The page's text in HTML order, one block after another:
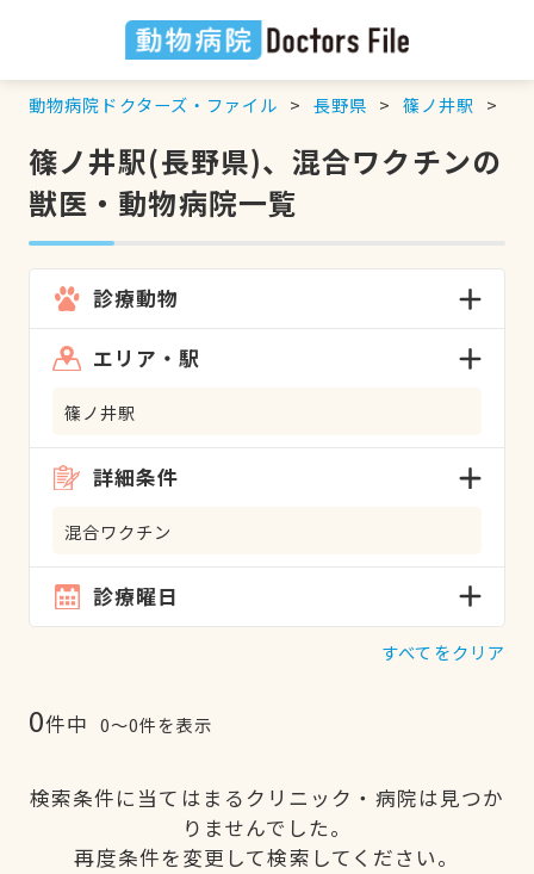
動物病院ドクターズ・ファイル 長野県 篠ノ井駅
篠ノ井駅(長野県)、混合ワクチンの
獣医・動物病院一覧
診療動物
エリア・駅
篠ノ井駅
詳細条件
混合ワクチン
診療曜日
すべてをクリア
0件中 0〜0件を表示
検索条件に当てはまるクリニック・病院は見つか
りませんでした。
再度条件を変更して検索してください。